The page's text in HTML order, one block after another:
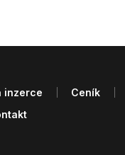
inzerce
Ceník